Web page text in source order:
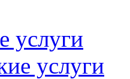
услуги
услуги